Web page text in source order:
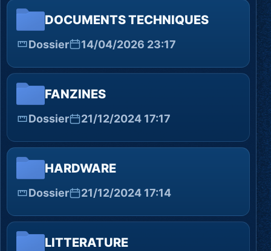
DOCUMENTS TECHNIQUES
Dossier 14/04/2026 23:17
FANZINES
Dossier 21/12/2024 17:17
HARDWARE
Dossier 21/12/2024 17:14
LITTERATURE